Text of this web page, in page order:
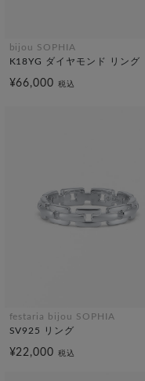
bijou SOPHIA
K18YG ダイヤモンド リング
¥66,000税込
festaria bijou SOPHIA
SV925 リング
¥22,000税込